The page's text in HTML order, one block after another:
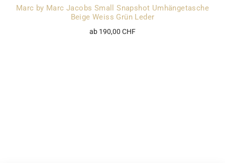
Marc by Marc Jacobs Small Snapshot Umhängetasche
Beige Weiss Grün Leder
ab 190,00 CHF